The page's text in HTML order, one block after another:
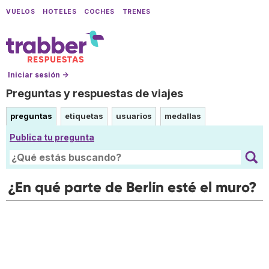
VUELOS HOTELES COCHES TRENES
Iniciar sesión →
Preguntas y respuestas de viajes
preguntas etiquetas usuarios medallas
Publica tu pregunta
¿En qué parte de Berlín esté el muro?